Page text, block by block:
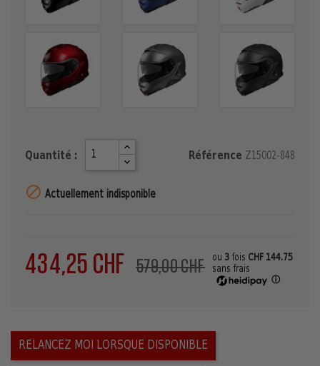
Référence Z15002-848
Quantité :
RELANCEZ MOI LORSQUE DISPONIBLE
 Actuellement indisponible
434,25 CHF 579,00 CHF ou 3 fois CHF 144.75
sans frais
ⓘ